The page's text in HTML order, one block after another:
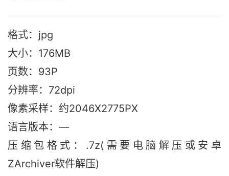
格式：jpg
大小：176MB
页数：93P
分辨率：72dpi
像素采样：约2046X2775PX
语言版本：—
压缩包格式：.7z(需要电脑解压或安卓
ZArchiver软件解压)